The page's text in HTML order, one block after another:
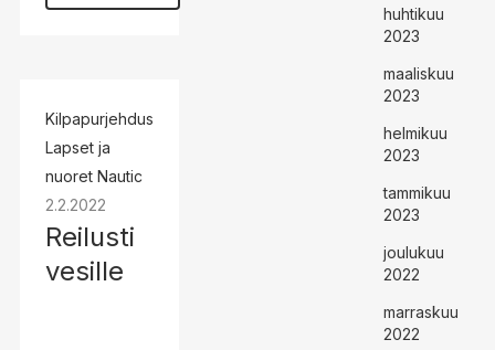
Kilpapurjehdus
Lapset ja
nuoret Nautic
2.2.2022
Reilusti
vesille
huhtikuu
2023
maaliskuu
2023
helmikuu
2023
tammikuu
2023
joulukuu
2022
marraskuu
2022